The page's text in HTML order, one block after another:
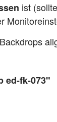
ist
ed-fk-073"